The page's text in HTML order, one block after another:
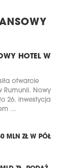
HOTEL W
otwarcie
Rumunii. Nowy
26. inwestycja
...
MLN ZŁ W PÓŁ